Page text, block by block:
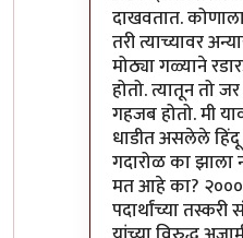
दाखवतात.
तरी त्याच्यावर
मोठ्या गळ्याने
होतो. त्यातून तो
गहजब होतो. मी
धाडीत असलेले हिंदू
गदारोळ का झाला
मत आहे का? २०००
पदार्थांच्या